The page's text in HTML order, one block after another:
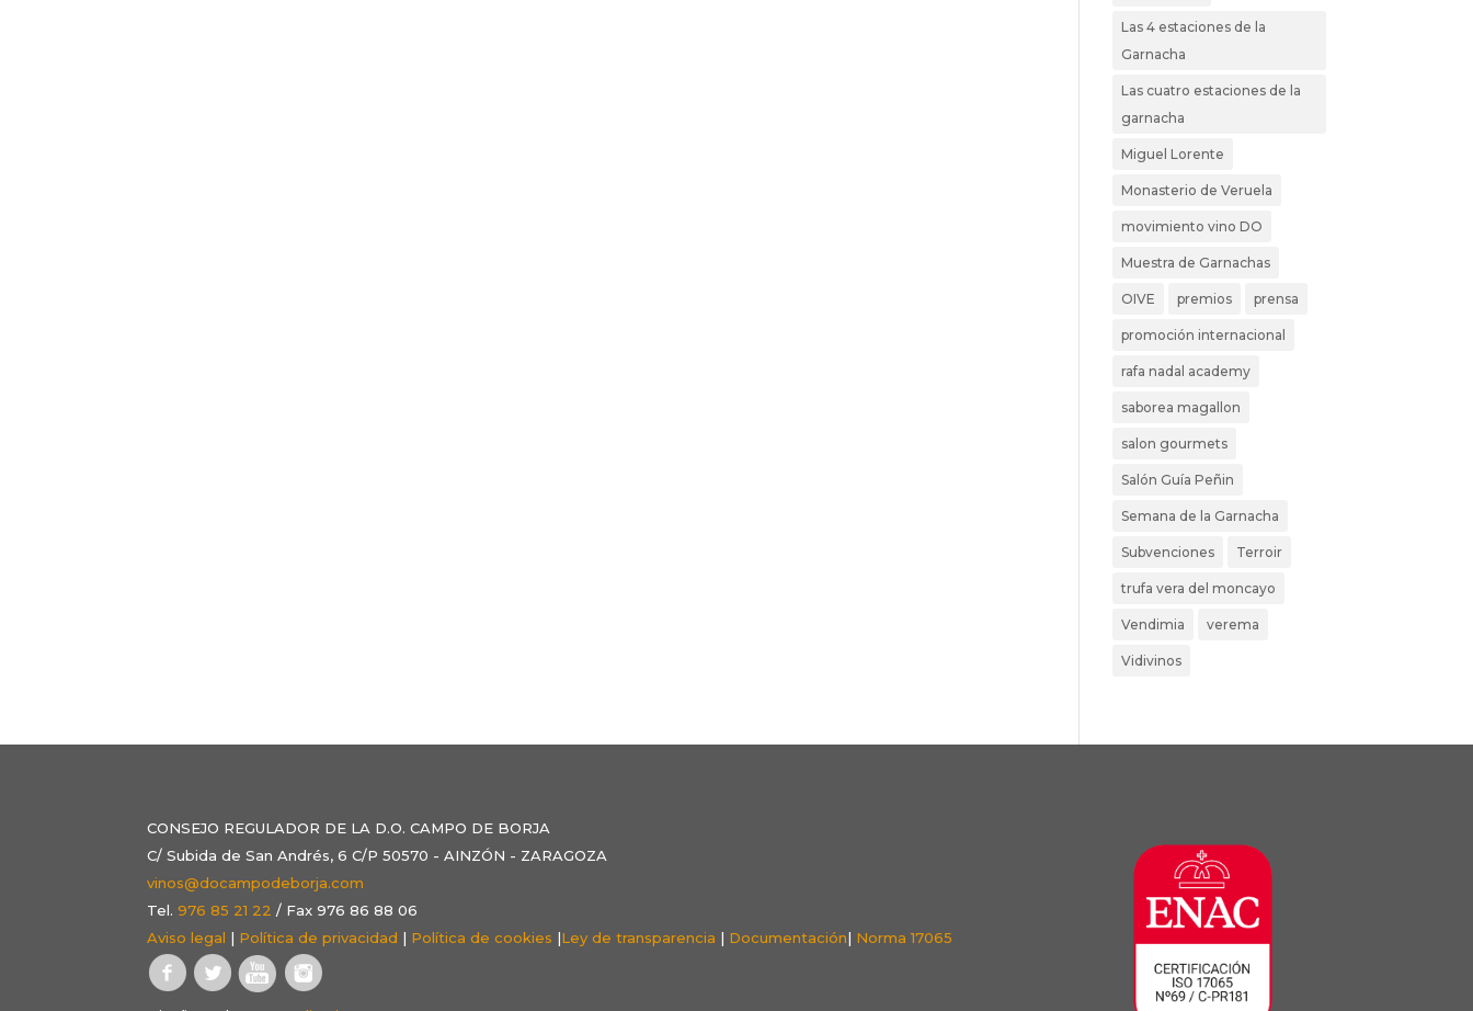
Las 4 estaciones de la
Garnacha
Las cuatro estaciones de la
garnacha
Miguel Lorente
Monasterio de Veruela
movimiento vino DO
Muestra de Garnachas
OIVE premios prensa
promoción internacional
rafa nadal academy
saborea magallon
salon gourmets
Salón Guía Peñin
Semana de la Garnacha
Subvenciones Terroir
trufa vera del moncayo
Vendimia verema
Vidivinos
CONSEJO REGULADOR DE LA D.O. CAMPO DE BORJA
C/ Subida de San Andrés, 6 C/P 50570 - AINZÓN - ZARAGOZA
vinos@docampodeborja.com
Tel.976 85 21 22 / Fax 976 86 88 06
Aviso legal | Política de privacidad | Política de cookies |Ley de transparencia | Documentación| Norma 17065